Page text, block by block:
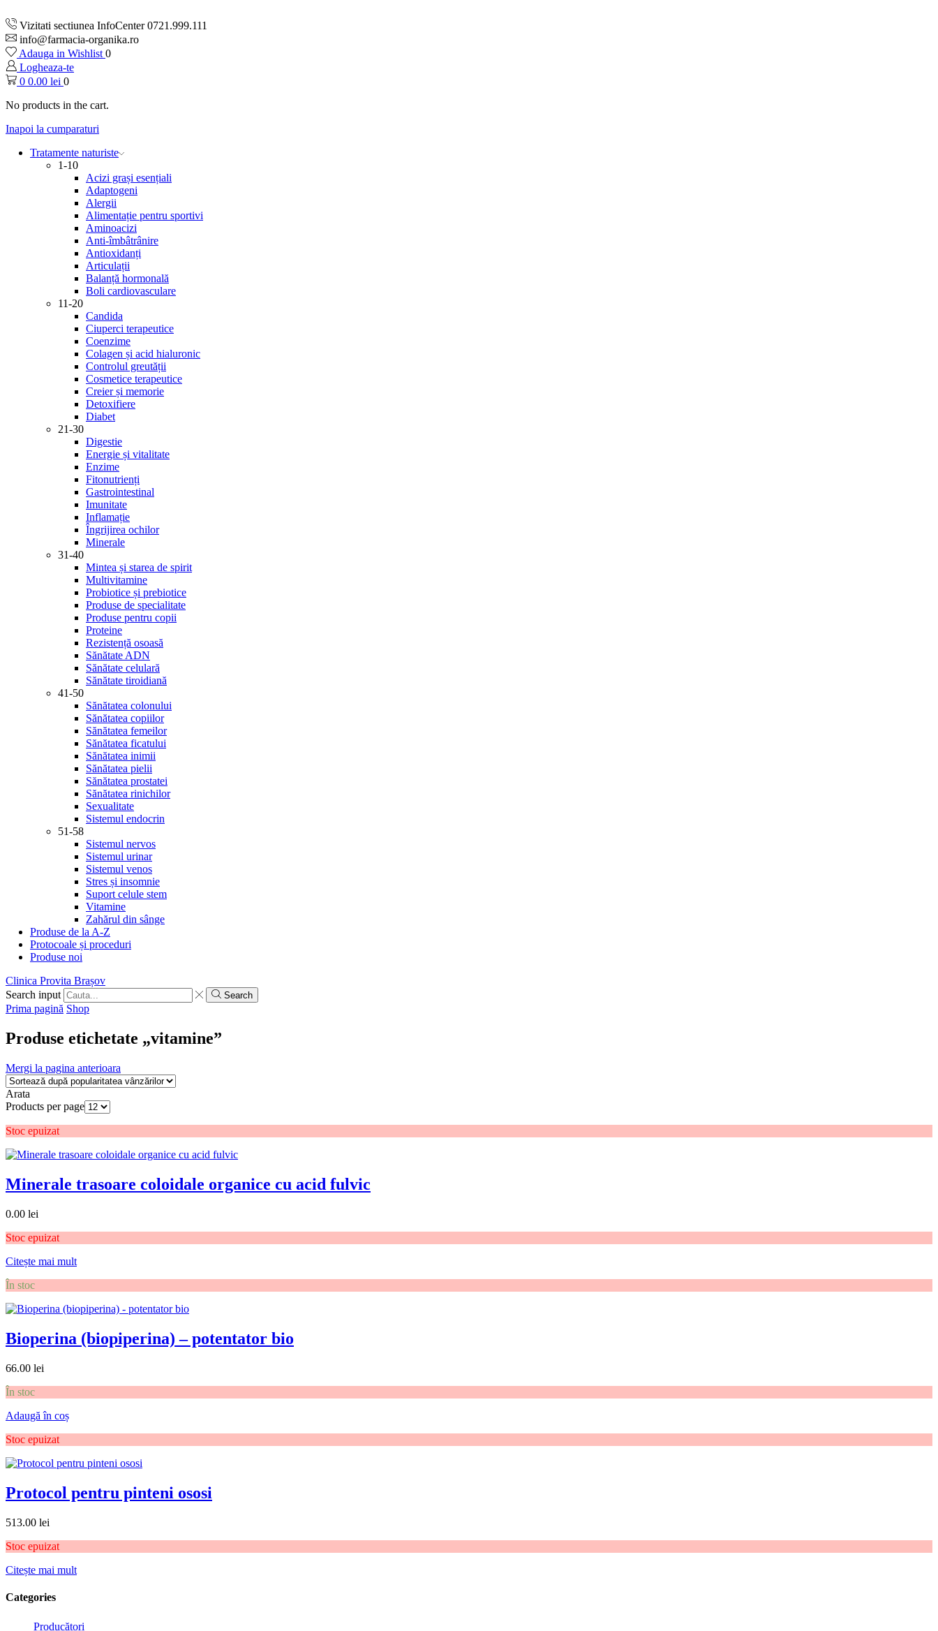
Vizitati sectiunea InfoCenter 0721.999.111
info@farmacia-organika.ro
Adauga in Wishlist 0
Logheaza-te
0 0.00 lei 0
No products in the cart.
Inapoi la cumparaturi
Tratamente naturiste
1-10
Acizi grași esențiali
Adaptogeni
Alergii
Alimentație pentru sportivi
Aminoacizi
Anti-îmbâtrânire
Antioxidanți
Articulații
Balanță hormonală
Boli cardiovasculare
11-20
Candida
Ciuperci terapeutice
Coenzime
Colagen și acid hialuronic
Controlul greutății
Cosmetice terapeutice
Creier și memorie
Detoxifiere
Diabet
21-30
Digestie
Energie și vitalitate
Enzime
Fitonutrienți
Gastrointestinal
Imunitate
Inflamație
Îngrijirea ochilor
Minerale
31-40
Mintea și starea de spirit
Multivitamine
Probiotice și prebiotice
Produse de specialitate
Produse pentru copii
Proteine
Rezistență osoasă
Sănătate ADN
Sănătate celulară
Sănătate tiroidiană
41-50
Sănătatea colonului
Sănătatea copiilor
Sănătatea femeilor
Sănătatea ficatului
Sănătatea inimii
Sănătatea pielii
Sănătatea prostatei
Sănătatea rinichilor
Sexualitate
Sistemul endocrin
51-58
Sistemul nervos
Sistemul urinar
Sistemul venos
Stres și insomnie
Suport celule stem
Vitamine
Zahărul din sânge
Produse de la A-Z
Protocoale și proceduri
Produse noi
Clinica Provita Brașov
Search input
Search
Prima pagină Shop
Produse etichetate „vitamine”
Mergi la pagina anterioara
Arata
Products per page
Stoc epuizat
Minerale trasoare coloidale organice cu acid fulvic
0.00 lei
Stoc epuizat
Citește mai mult
În stoc
Bioperina (biopiperina) – potentator bio
66.00 lei
În stoc
Adaugă în coș
Stoc epuizat
Protocol pentru pinteni ososi
513.00 lei
Stoc epuizat
Citește mai mult
Categories
Producători